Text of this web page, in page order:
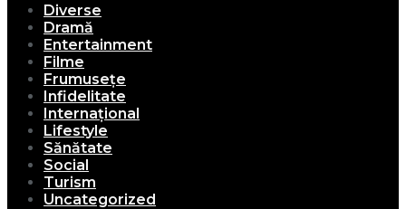
Diverse
Dramă
Entertainment
Filme
Frumusețe
Infidelitate
Internațional
Lifestyle
Sănătate
Social
Turism
Uncategorized